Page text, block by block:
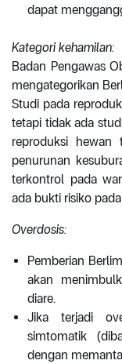
dapat
Kategori kehamilan:
Badan Pengawas
mengategorikan
Studi pada
tetapi tidak ada
reproduksi hewan
penurunan
terkontrol pada
ada bukti risiko
Overdosis:
Pemberian
akan
diare.
Jika terjadi
simtomatik
dengan